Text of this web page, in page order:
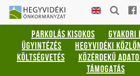
Gyorsbillentyűk
listája
Keresés:
"S"
Bejelentkezés:
HEGYVIDÉKI
ÖNKORMÁNYZAT
PARKOLÁS KISOKOS GYAKORI
ÜGYINTÉZÉS
HEGYVIDÉKI
KÖLTSÉGVETÉS
KÖZÉRDEKŰ
TÁMOGATÁS